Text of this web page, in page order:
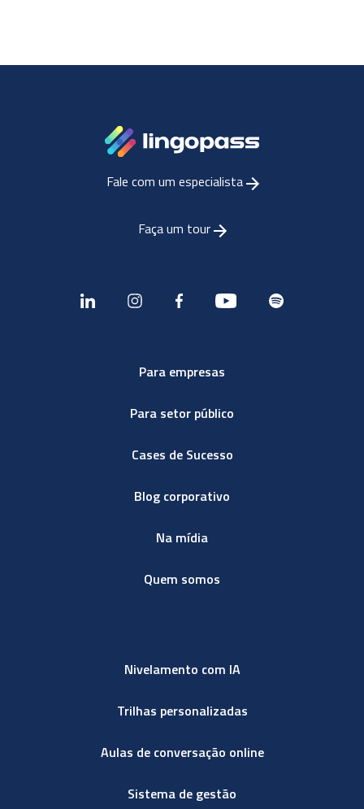
Fale com um especialista
Faça um tour
Para empresas
Para setor público
Cases de Sucesso
Blog corporativo
Na mídia
Quem somos
Nivelamento com IA
Trilhas personalizadas
Aulas de conversação online
Sistema de gestão